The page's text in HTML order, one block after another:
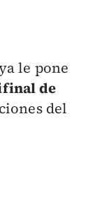
le pone
de
del